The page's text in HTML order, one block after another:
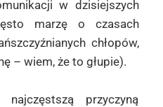
w dzisiejszych
marzę o czasach
chłopów,
– wiem, że to głupie).
przyczyną